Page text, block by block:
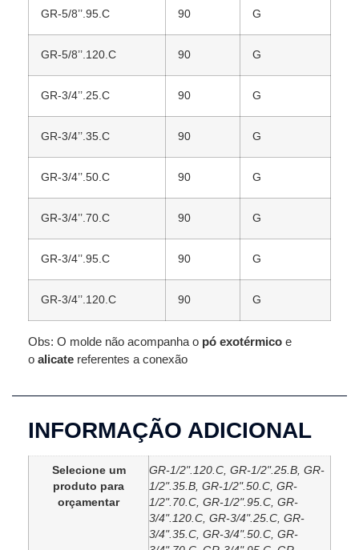
GR-5/8’’.95.C 90 G
GR-5/8’’.120.C 90 G
GR-3/4’’.25.C 90 G
GR-3/4’’.35.C 90 G
GR-3/4’’.50.C 90 G
GR-3/4’’.70.C 90 G
GR-3/4’’.95.C 90 G
GR-3/4’’.120.C 90 G
Obs: O molde não acompanha o pó exotérmico e
o alicate referentes a conexão
INFORMAÇÃO ADICIONAL
Selecione um
produto para
orçamentar
GR-1/2".120.C, GR-1/2".25.B, GR-
1/2".35.B, GR-1/2".50.C, GR-
1/2".70.C, GR-1/2".95.C, GR-
3/4".120.C, GR-3/4".25.C, GR-
3/4".35.C, GR-3/4".50.C, GR-